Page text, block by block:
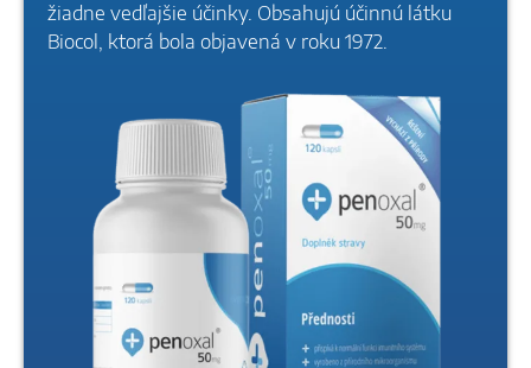
žiadne vedľajšie účinky. Obsahujú účinnú látku
Biocol, ktorá bola objavená v roku 1972.